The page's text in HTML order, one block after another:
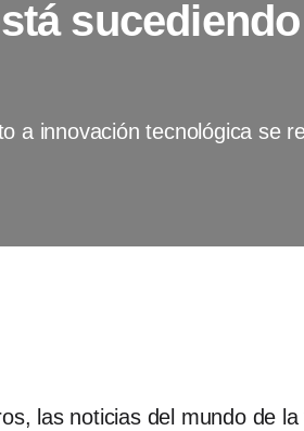
a innovación tecnológica se
las noticias del mundo de